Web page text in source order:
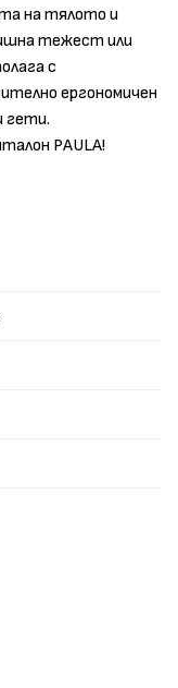
на тялото и
тежест или
с
ергономичен
гети.
PAULA!